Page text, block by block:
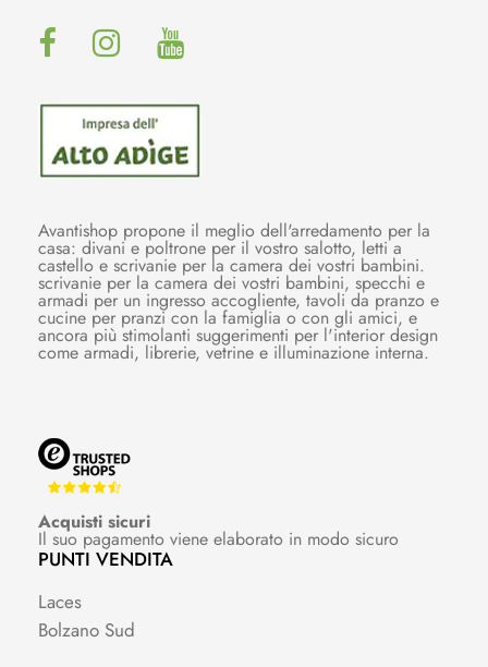
Avantishop propone il meglio dell'arredamento per la
casa: divani e poltrone per il vostro salotto, letti a
castello e scrivanie per la camera dei vostri bambini.
scrivanie per la camera dei vostri bambini, specchi e
armadi per un ingresso accogliente, tavoli da pranzo e
cucine per pranzi con la famiglia o con gli amici, e
ancora più stimolanti suggerimenti per l'interior design
come armadi, librerie, vetrine e illuminazione interna.
Acquisti sicuri
Il suo pagamento viene elaborato in modo sicuro
PUNTI VENDITA
Laces
Bolzano Sud